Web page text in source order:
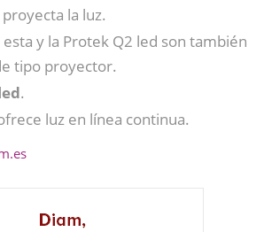
proyecta la luz.
esta y la Protek Q2 led son también
tipo proyector.
.
luz en línea continua.